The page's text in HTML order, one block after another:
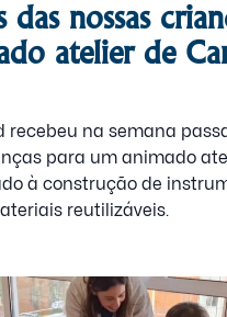
nossas
atelier de
recebeu na semana
para um animado
à construção de
reutilizáveis.